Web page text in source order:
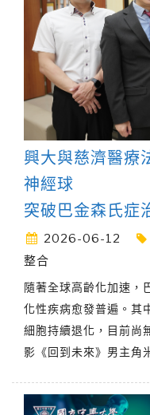
興大與慈濟醫療
神經球
突破巴金森氏症
2026-06-12
整合
隨著全球高齡化加速，
化性疾病愈發普遍。其
細胞持續退化，目前尚
影《回到未來》男主角